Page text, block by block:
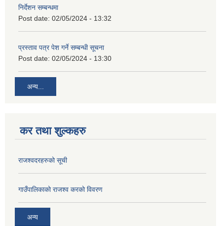
निर्देशन सम्बन्धमा
Post date: 02/05/2024 - 13:32
प्रस्ताव पत्र पेश गर्ने सम्बन्धी सूचना
Post date: 02/05/2024 - 13:30
अन्य...
कर तथा शुल्कहरु
राजश्वदरहरुको सूची
गाउँपालिकाको राजश्व करको विवरण
अन्य